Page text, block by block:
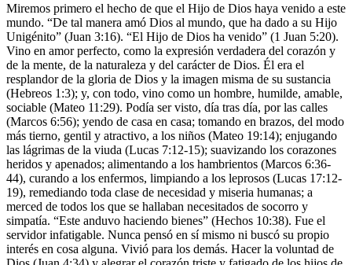
Miremos primero el hecho de que el Hijo de Dios haya venido a este
mundo. “De tal manera amó Dios al mundo, que ha dado a su Hijo
Unigénito” (Juan 3:16). “El Hijo de Dios ha venido” (1 Juan 5:20).
Vino en amor perfecto, como la expresión verdadera del corazón y
de la mente, de la naturaleza y del carácter de Dios. Él era el
resplandor de la gloria de Dios y la imagen misma de su sustancia
(Hebreos 1:3); y, con todo, vino como un hombre, humilde, amable,
sociable (Mateo 11:29). Podía ser visto, día tras día, por las calles
(Marcos 6:56); yendo de casa en casa; tomando en brazos, del modo
más tierno, gentil y atractivo, a los niños (Mateo 19:14); enjugando
las lágrimas de la viuda (Lucas 7:12-15); suavizando los corazones
heridos y apenados; alimentando a los hambrientos (Marcos 6:36-
44), curando a los enfermos, limpiando a los leprosos (Lucas 17:12-
19), remediando toda clase de necesidad y miseria humanas; a
merced de todos los que se hallaban necesitados de socorro y
simpatía. “Este anduvo haciendo bienes” (Hechos 10:38). Fue el
servidor infatigable. Nunca pensó en sí mismo ni buscó su propio
interés en cosa alguna. Vivió para los demás. Hacer la voluntad de